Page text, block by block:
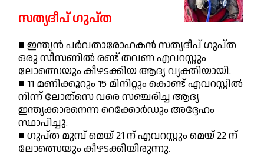
സത്യദീപ് ഗുപ്‌ത
■ ഇന്ത്യൻ പർവതാരോഹകൻ സത്യദീപ് ഗുപ്ത
ഒരു സീസണിൽ രണ്ട് തവണ എവറസ്റ്റും
ലോത്സെയും കീഴടക്കിയ ആദ്യ വ്യക്തിയായി.
■ 11 മണിക്കൂറും 15 മിനിറ്റും കൊണ്ട് എവറസ്റ്റിൽ
നിന്ന് ലോത്‌സെ വരെ സഞ്ചരിച്ച ആദ്യ
ഇന്ത്യക്കാരനെന്ന റെക്കോർഡും അദ്ദേഹം
സ്ഥാപിച്ചു.
■ ഗുപ്ത മുമ്പ് മെയ് 21 ന് എവറസ്റ്റും മെയ് 22 ന്
ലോത്സെയും കീഴടക്കിയിരുന്നു.